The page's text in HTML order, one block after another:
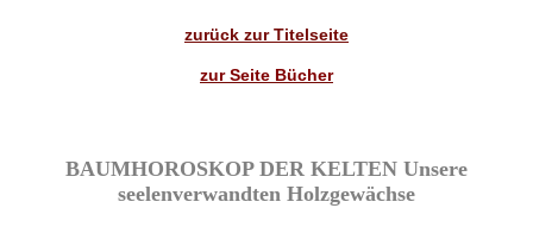
zurück zur Titelseite
zur Seite Bücher
BAUMHOROSKOP DER KELTEN Unsere
seelenverwandten Holzgewächse